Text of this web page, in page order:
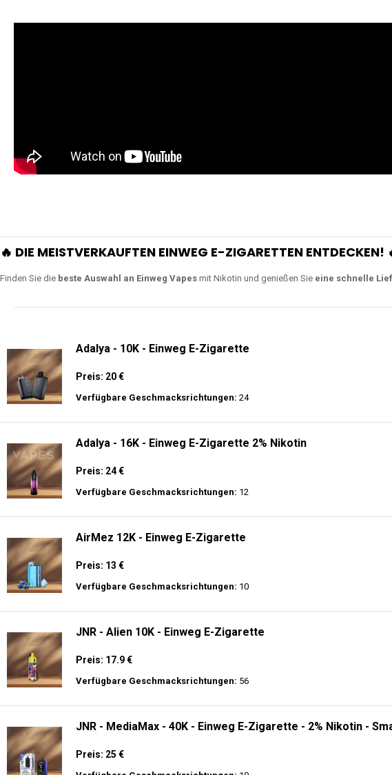
🔥 DIE MEISTVERKAUFTEN EINWEG E-ZIGARETTEN ENTDECKEN!
Finden Sie die beste Auswahl an Einweg Vapes mit Nikotin und genießen Sie eine schnelle
Adalya - 10K - Einweg E-Zigarette
Preis: 20 €
Verfügbare Geschmacksrichtungen: 24
Adalya - 16K - Einweg E-Zigarette 2% Nikotin
Preis: 24 €
Verfügbare Geschmacksrichtungen: 12
AirMez 12K - Einweg E-Zigarette
Preis: 13 €
Verfügbare Geschmacksrichtungen: 10
JNR - Alien 10K - Einweg E-Zigarette
Preis: 17.9 €
Verfügbare Geschmacksrichtungen: 56
JNR - MediaMax - 40K - Einweg E-Zigarette - 2% Nikotin -
Preis: 25 €